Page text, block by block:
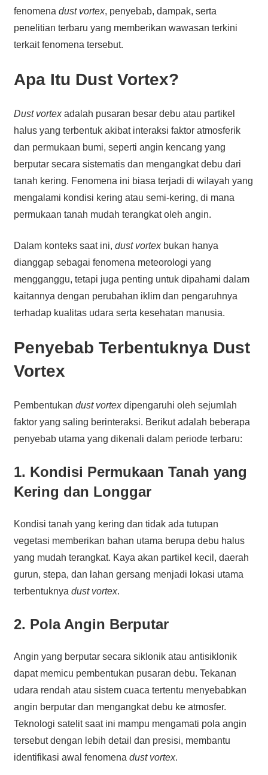
fenomena dust vortex, penyebab, dampak, serta
penelitian terbaru yang memberikan wawasan terkini
terkait fenomena tersebut.
Apa Itu Dust Vortex?
Dust vortexadalah pusaran besar debu atau partikel
halus yang terbentuk akibat interaksi faktor atmosferik
dan permukaan bumi, seperti angin kencang yang
berputar secara sistematis dan mengangkat debu dari
tanah kering. Fenomena ini biasa terjadi di wilayah yang
mengalami kondisi kering atau semi-kering, di mana
permukaan tanah mudah terangkat oleh angin.
Dalam konteks saat ini, dust vortexbukan hanya
dianggap sebagai fenomena meteorologi yang
mengganggu, tetapi juga penting untuk dipahami dalam
kaitannya dengan perubahan iklim dan pengaruhnya
terhadap kualitas udara serta kesehatan manusia.
Penyebab Terbentuknya Dust
Vortex
Pembentukan dust vortexdipengaruhi oleh sejumlah
faktor yang saling berinteraksi. Berikut adalah beberapa
penyebab utama yang dikenali dalam periode terbaru:
1. Kondisi Permukaan Tanah yang
Kering dan Longgar
Kondisi tanah yang kering dan tidak ada tutupan
vegetasi memberikan bahan utama berupa debu halus
yang mudah terangkat. Kaya akan partikel kecil, daerah
gurun, stepa, dan lahan gersang menjadi lokasi utama
terbentuknya dust vortex.
2. Pola Angin Berputar
Angin yang berputar secara siklonik atau antisiklonik
dapat memicu pembentukan pusaran debu. Tekanan
udara rendah atau sistem cuaca tertentu menyebabkan
angin berputar dan mengangkat debu ke atmosfer.
Teknologi satelit saat ini mampu mengamati pola angin
tersebut dengan lebih detail dan presisi, membantu
identifikasi awal fenomena dust vortex.